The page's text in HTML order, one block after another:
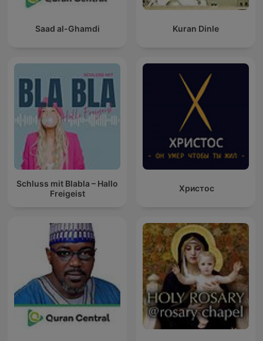
Saad al-Ghamdi Kuran Dinle
Schluss mit Blabla – Hallo
Freigeist
Христос